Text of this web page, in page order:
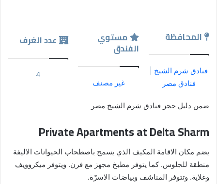
المحافظة
فنادق شرم الشيخ
فنادق مصر
مستوي
الفندق
غير مصنف
عدد الغرف
4
ضمن دليل حجز فنادق شرم الشيخ مصر
Private Apartments at Delta Sharm
يضم مكان الاقامة المكيف الذي يسمح باصطحاب الحيوانات الاليفة
منطقة للجلوس. كما يتوفر مطبخ مجهز مع فرن. ويتوفر ميكروويف
وغلاية. وتتوفر المناشف وبياضات الاسرّة.